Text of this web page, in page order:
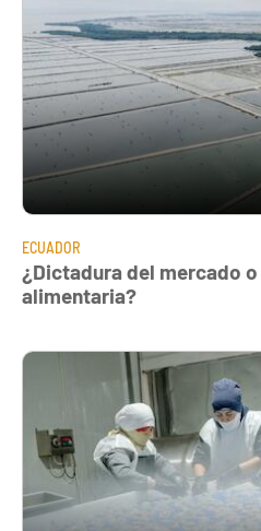
ECUADOR
¿Dictadura del mercado
alimentaria?